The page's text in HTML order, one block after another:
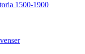
1500-1900